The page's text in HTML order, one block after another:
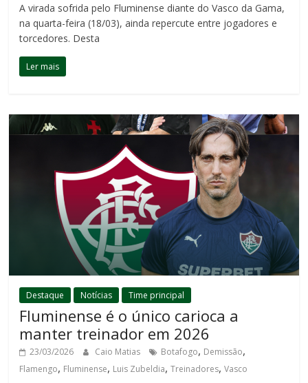
A virada sofrida pelo Fluminense diante do Vasco da Gama,
na quarta-feira (18/03), ainda repercute entre jogadores e
torcedores. Desta
Ler mais
Destaque Notícias Time principal
Fluminense é o único carioca a
manter treinador em 2026
23/03/2026 Caio Matias Botafogo, Demissão,
Flamengo, Fluminense, Luis Zubeldia,Treinadores,Vasco